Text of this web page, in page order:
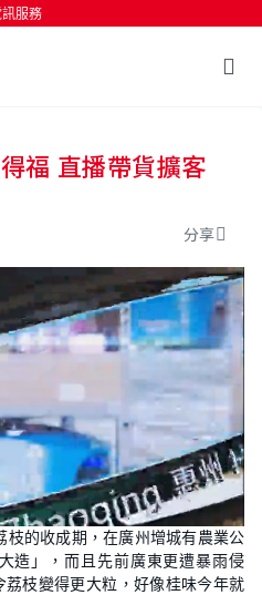
服務
鍵開始搜尋
福 直播帶貨擴客
分享
枝的收成期，在廣州增城有農業公
造」，而且先前廣東更遭暴雨侵
枝變得更大粒，好像桂味今年就